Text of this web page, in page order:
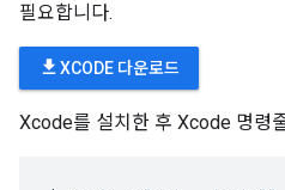
필요합니다.
file_downloadXCODE 다운로드
Xcode를 설치한 후 Xcode 명령